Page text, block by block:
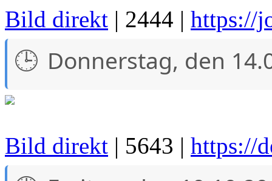
Bild direkt | 2444 | https://
Donnerstag, den
Bild direkt | 5643 | https://